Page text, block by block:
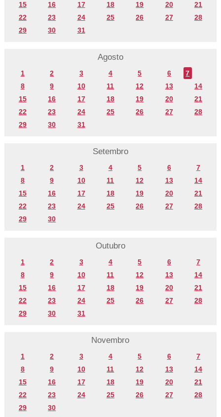
15
16 17 18 19 20
21
22
23 24 25 26 27
28
29
30 31
Agosto
1 2 3 4 5 6
7
8
9 10 11 12 13
14
15
16 17 18 19 20
21
22
23 24 25 26 27
28
29
30 31
Setembro
1 2 3 4 5 6
7
8
9 10 11 12 13
14
15
16 17 18 19 20
21
22
23 24 25 26 27
28
29
30
Outubro
1 2 3 4 5 6
7
8
9 10 11 12 13
14
15
16 17 18 19 20
21
22
23 24 25 26 27
28
29
30 31
Novembro
1 2 3 4 5 6
7
8
9 10 11 12 13
14
15
16 17 18 19 20
21
22
23 24 25 26 27
28
29
30